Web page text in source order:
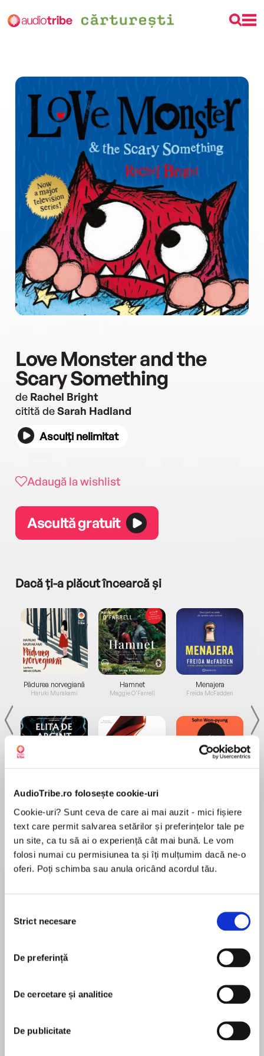
AudioTribe.ro folosește cookie-uri
Cookie-uri? Sunt ceva de care ai mai auzit - mici fișiere
text care permit salvarea setărilor și preferințelor tale pe
un site, ca tu să ai o experiență cât mai bună. Le vom
folosi numai cu permisiunea ta și îți mulțumim dacă ne-o
oferi. Poți schimba sau anula oricând acordul tău.
consimțământului
Strict necesare
De preferință
De cercetare și analitice
De publicitate
Love Monster and the
Scary Something
de Rachel Bright
citită deSarah Hadland
Asculți nelimitat
Adaugă la wishlist
Ascultă gratuit
Dacă ți-a plăcut încearcă și
Pădurea norvegiană
Haruki Murakami
Elita de Argint (Elita
Hamnet
Maggie O'Farrell
Diavolul se îmbracă de
Menajera
Freida McFadden
Desprecarte
television show on CBeebies!
Love Monster is the only one who’s wide
awake… Or is he?
As the sounds of the night make his imagination
MAI MULT
pentru această carte
Rachel is a writer of words, drawer of pictures and